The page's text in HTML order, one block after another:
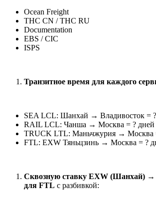
Ocean Freight
THC CN / THC RU
Documentation
EBS / CIC
ISPS
Транзитное время для каждого
SEA LCL: Шанхай → Владивосток =
RAIL LCL: Чанша → Москва = ? дней
TRUCK LTL: Маньчжурия → Москва
FTL: EXW Тяньцзинь → Москва = ?
Сквозную ставку EXW (Шанхай)
для FTL с разбивкой: